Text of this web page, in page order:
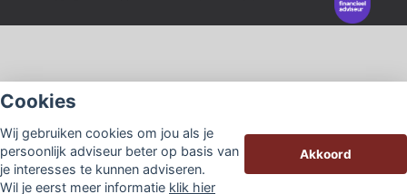
Cookies
Wij gebruiken cookies om jou als je
persoonlijk adviseur beter op basis van
je interesses te kunnen adviseren.
Wil je eerst meer informatie klik hier
Akkoord